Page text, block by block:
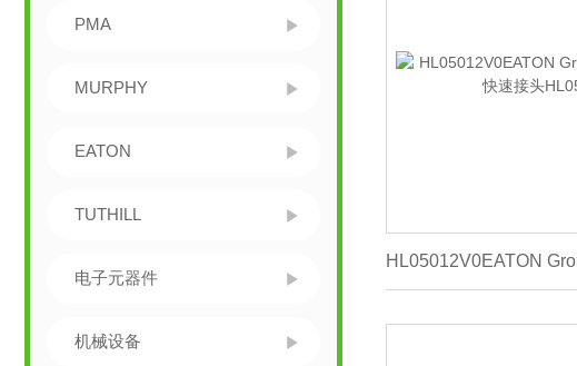
PMA
MURPHY
EATON
TUTHILL
电子元器件
机械设备